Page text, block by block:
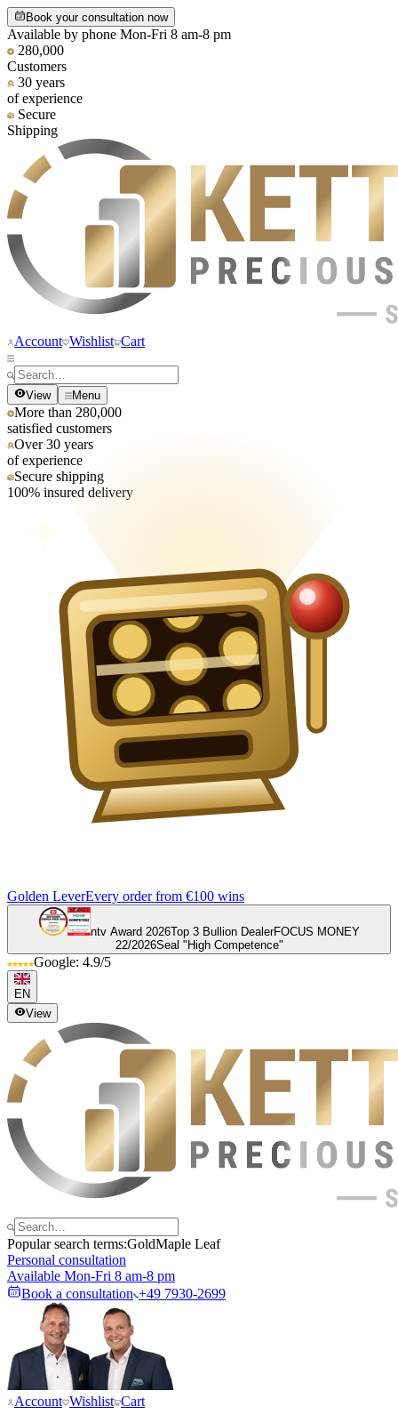
Book your consultation now
Available by phone Mon-Fri 8 am-8 pm
280,000
Customers
30 years
of experience
Secure
Shipping
Account Wishlist Cart
View Menu
More than 280,000
satisfied customers
Over 30 years
of experience
Secure shipping
100% insured delivery
Golden LeverEvery order from €100 wins
ntv Award 2026Top 3 Bullion DealerFOCUS MONEY
22/2026Seal "High Competence"
Google: 4.9/5
EN
View
Popular search terms:GoldMaple Leaf
Personal consultation
Available Mon-Fri 8 am-8 pm
Book a consultation +49 7930-2699
Account Wishlist Cart